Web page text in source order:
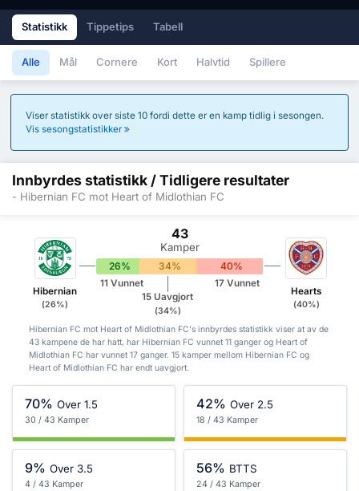
Statistikk Tippetips Tabell
Alle Mål Cornere Kort Halvtid Spillere
Viser statistikk over siste 10 fordi dette er en kamp tidlig i sesongen.
Vis sesongstatistikker
Innbyrdes statistikk / Tidligere resultater
- Hibernian FC mot Heart of Midlothian FC
Hibernian
(26%)
43
Kamper
26% 34% 40%
11 Vunnet
15 Uavgjort
(34%)
17 Vunnet
Hearts
(40%)
Hibernian FC mot Heart of Midlothian FC's innbyrdes statistikk viser at av de
43 kampene de har hatt, har Hibernian FC vunnet 11 ganger og Heart of
Midlothian FC har vunnet 17 ganger. 15 kamper mellom Hibernian FC og
Heart of Midlothian FC har endt uavgjort.
70% Over 1.5
30 / 43 Kamper
42% Over 2.5
18 / 43 Kamper
9% Over 3.5
4 / 43 Kamper
56% BTTS
24 / 43 Kamper